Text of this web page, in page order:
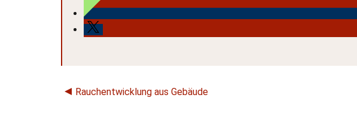
Beitragsnavigation
Rauchentwicklung aus Gebäude